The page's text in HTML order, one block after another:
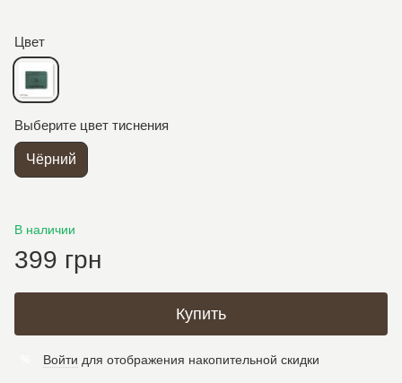
Цвет
Выберите цвет тиснения
Чёрний
В наличии
399 грн
Купить
Войти для отображения накопительной скидки